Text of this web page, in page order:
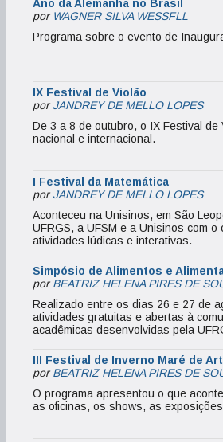
Ano da Alemanha no Brasil
por WAGNER SILVA WESSFLL
Programa sobre o evento de
IX Festival de Violão
porJANDREY DE MELLO LOPES
De 3 a 8 de outubro, o IX Festival
nacional e internacional.
I Festival da Matemática
porJANDREY DE MELLO LOPES
Aconteceu na Unisinos, em São
UFRGS, a UFSM e a Unisinos com
atividades lúdicas e interativas.
Simpósio de Alimentos e
porBEATRIZ HELENA PIRES DE
Realizado entre os dias 26 e 27 de
atividades gratuitas e abertas à
acadêmicas desenvolvidas pela
III Festival de Inverno Maré de
porBEATRIZ HELENA PIRES DE
O programa apresentou o que
as oficinas, os shows, as